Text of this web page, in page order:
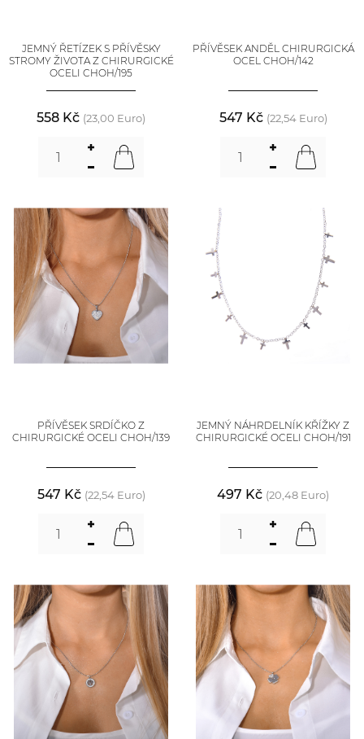
JEMNÝ ŘETÍZEK S PŘÍVĚSKY
STROMY ŽIVOTA Z CHIRURGICKÉ
OCELI CHOH/195
558 Kč (23,00 Euro)
PŘÍVĚSEK ANDĚL CHIRURGICKÁ
OCEL CHOH/142
547 Kč (22,54 Euro)
PŘÍVĚSEK SRDÍČKO Z
CHIRURGICKÉ OCELI CHOH/139
547 Kč (22,54 Euro)
JEMNÝ NÁHRDELNÍK KŘÍŽKY Z
CHIRURGICKÉ OCELI CHOH/191
497 Kč (20,48 Euro)